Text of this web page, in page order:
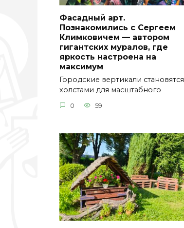
Фасадный арт.
Познакомились с Сергеем
Климковичем — автором
гигантских муралов, где
яркость настроена на
максимум
Городские вертикали становятся
холстами для масштабного
0 59